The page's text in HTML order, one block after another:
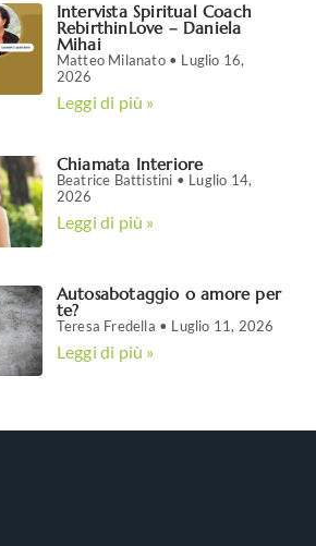
Intervista Spiritual Coach
RebirthinLove – Daniela
Mihai
Matteo Milanato
Luglio 16,
2026
Leggi di più »
Chiamata Interiore
Beatrice Battistini
Luglio 14,
2026
Leggi di più »
Autosabotaggio o amore per
te?
Teresa Fredella Luglio 11, 2026
Leggi di più »